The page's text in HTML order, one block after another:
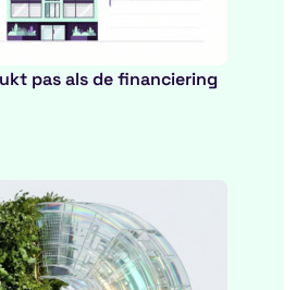
pas als de financiering